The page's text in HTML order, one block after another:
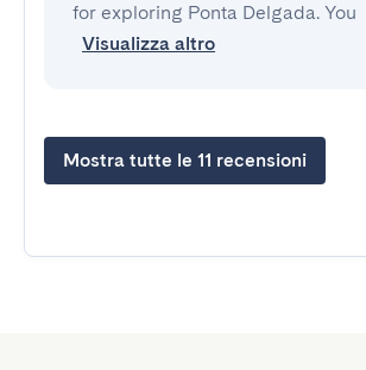
for exploring Ponta Delgada. You
Visualizza altro
Mostra tutte le 11 recensioni